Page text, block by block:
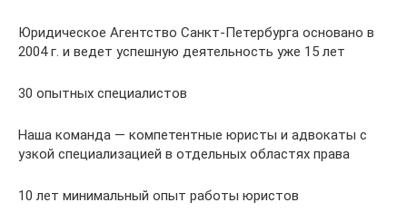
Юридическое Агентство Санкт-Петербурга основано в
2004 г. и ведет успешную деятельность уже 15 лет
30 опытных специалистов
Наша команда — компетентные юристы и адвокаты с
узкой специализацией в отдельных областях права
10 лет минимальный опыт работы юристов